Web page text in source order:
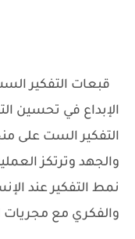
قبعات التفكير
الإبداع في تحسين
التفكير الست على
والجهد وترتكز
نمط التفكير عند
والفكري مع مجريات